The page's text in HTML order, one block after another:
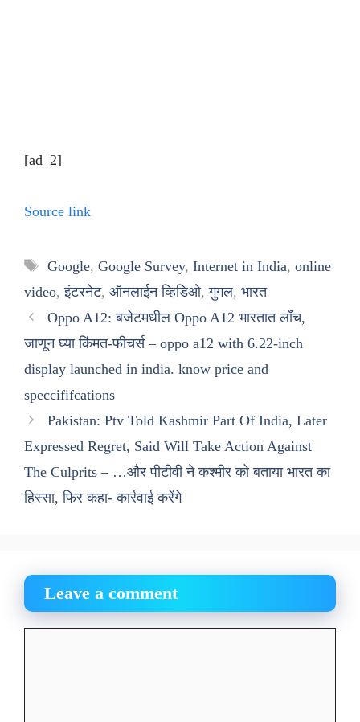
[ad_2]
Source link
Tags
Google, Google Survey, Internet in India, online
video,इंटरनेट, ऑनलाईन व्हिडिओ,गुगल, भारत
Oppo A12: बजेटमधील Oppo A12 भारतात लाँच,
जाणून घ्या किंमत-फीचर्स – oppo a12 with 6.22-inch
display launched in india. know price and
speccififcations
Pakistan: Ptv Told Kashmir Part Of India, Later
Expressed Regret, Said Will Take Action Against
The Culprits – …और पीटीवी ने कश्मीर को बताया भारत का
हिस्सा, फिर कहा- कार्रवाई करेंगे
Leave a comment